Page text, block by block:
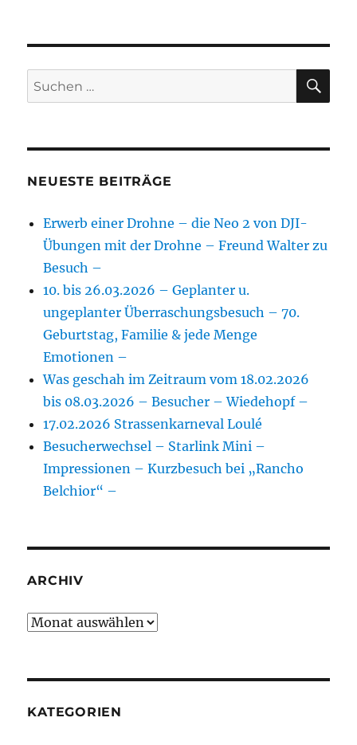
Suchen
nach:
NEUESTE BEITRÄGE
Erwerb einer Drohne – die Neo 2 von DJI-
Übungen mit der Drohne – Freund Walter zu
Besuch –
10. bis 26.03.2026 – Geplanter u.
ungeplanter Überraschungsbesuch – 70.
Geburtstag, Familie & jede Menge
Emotionen –
Was geschah im Zeitraum vom 18.02.2026
bis 08.03.2026 – Besucher – Wiedehopf –
17.02.2026 Strassenkarneval Loulé
Besucherwechsel – Starlink Mini –
Impressionen – Kurzbesuch bei „Rancho
Belchior“ –
ARCHIV
Archiv
KATEGORIEN